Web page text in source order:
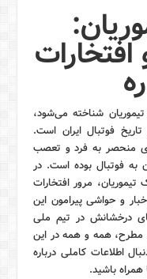
تیموریان شناخته می‌شود،
فوتبال ایران است.
منحصر به فرد و تعصب
به فوتبال بوده است. در
تیموریان، مرور افتخارات
و حواشی پیرامون این
درخشانش در تیم ملی
مطرح، همه و همه در این
اطلاعات کاملی درباره
باشید.